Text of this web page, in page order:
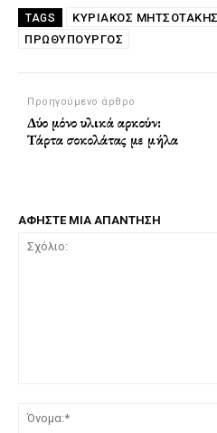
TAGS ΚΥΡΙΑΚΟΣ ΜΗΤΣΟΤΑΚΗΣ
ΠΡΩΘΥΠΟΥΡΓΌΣ
Προηγούμενο άρθρο
Δύο μόνο υλικά αρκούν:
Τάρτα σοκολάτας με μήλα
ΑΦΗΣΤΕ ΜΙΑ ΑΠΑΝΤΗΣΗ